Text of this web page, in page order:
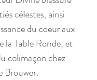
célestes, ainsi
du coeur aux
la Table Ronde, et
colimaçon chez
Brouwer.